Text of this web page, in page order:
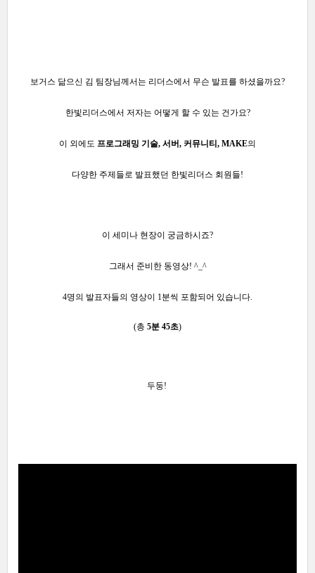
보거스 닮으신 김 팀장님께서는 리더스에서 무슨 발표를 하셨을까요?
한빛리더스에서 저자는 어떻게 할 수 있는 건가요?
이 외에도 프로그래밍 기술, 서버, 커뮤니티, MAKE의
다양한 주제들로 발표했던 한빛리더스 회원들!
이 세미나 현장이 궁금하시죠?
그래서 준비한 동영상! ^_^
4명의 발표자들의 영상이 1분씩 포함되어 있습니다.
(총 5분 45초)
두둥!